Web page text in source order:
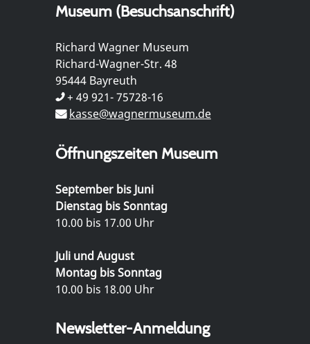
Museum (Besuchsanschrift)
Richard Wagner Museum
Richard-Wagner-Str. 48
95444 Bayreuth
+ 49 921- 75728-16
kasse@wagnermuseum.de
Öffnungszeiten Museum
September bis Juni
Dienstag bis Sonntag
10.00 bis 17.00 Uhr
Juli und August
Montag bis Sonntag
10.00 bis 18.00 Uhr
Newsletter-Anmeldung